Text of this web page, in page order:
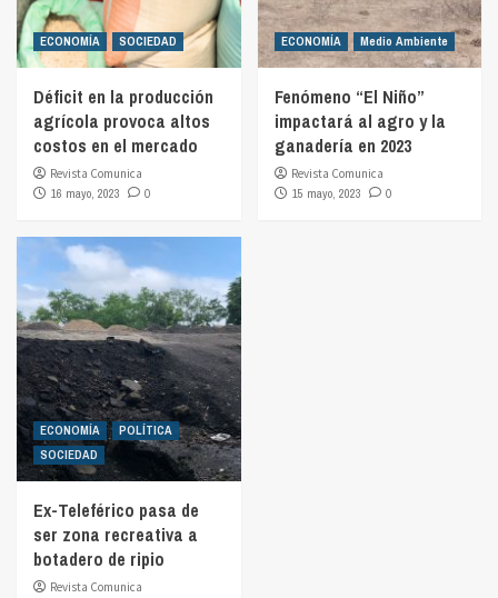
ECONOMÍA SOCIEDAD
Déficit en la producción
agrícola provoca altos
costos en el mercado
Revista Comunica
16 mayo, 2023
0
ECONOMÍA Medio Ambiente
Fenómeno “El Niño”
impactará al agro y la
ganadería en 2023
Revista Comunica
15 mayo, 2023
0
ECONOMÍA
POLÍTICA
SOCIEDAD
Ex-Teleférico pasa de
ser zona recreativa a
botadero de ripio
Revista Comunica